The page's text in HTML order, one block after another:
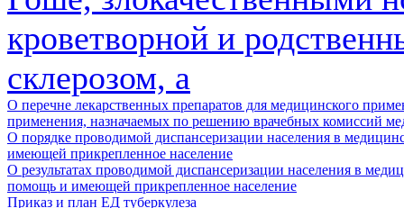
кроветворной и
склерозом, а
О перечне лекарственных препаратов для медицинского
применения, назначаемых по решению врачебных комиссий
О порядке проводимой диспансеризации населения в
имеющей прикрепленное население
О результатах проводимой диспансеризации населения в
помощь и имеющей прикрепленное население
Приказ и план ЕД туберкулеза